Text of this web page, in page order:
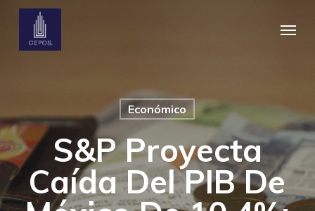
Skip
main
Menu
Económico
S&P Proyecta
Caída Del PIB De